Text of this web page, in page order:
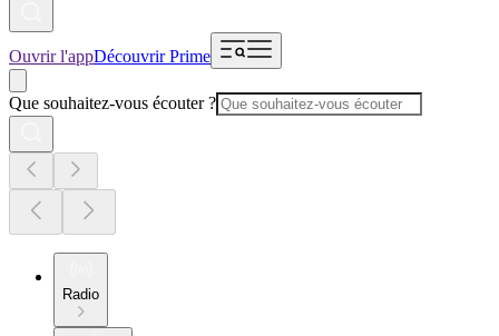
Ouvrir l'appDécouvrir Prime
Que souhaitez-vous écouter ?
Radio